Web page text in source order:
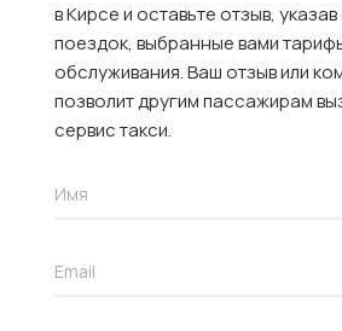
в Кирсе и оставьте отзыв,
поездок, выбранные вами
обслуживания. Ваш отзыв или
позволит другим пассажирам
сервис такси.